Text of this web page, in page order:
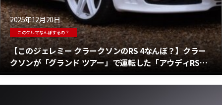
2025年12月20日
このクルマなんぼするの？
【このジェレミー クラークソンのRS 4なんぼ？】クラー
クソンが「グランド ツアー」で運転した「アウディRS
4」は予想よりもお求めやすい価格だ！